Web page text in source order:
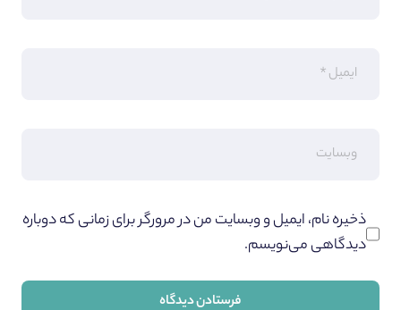
ذخیره نام، ایمیل و وبسایت من در مرورگر برای زمانی که دوباره
دیدگاهی می‌نویسم.